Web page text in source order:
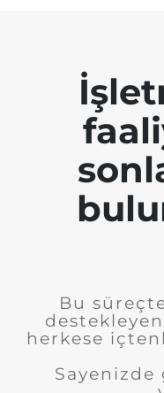
Bu
herkese